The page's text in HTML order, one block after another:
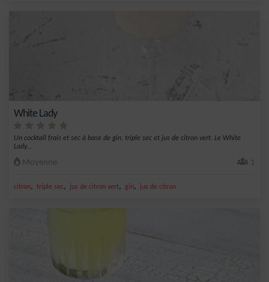
White Lady
Un cocktail frais et sec à base de gin, triple sec et jus de citron vert. Le White
Lady...
Moyenne 1
citron, triple sec, jus de citron vert, gin, jus de citron